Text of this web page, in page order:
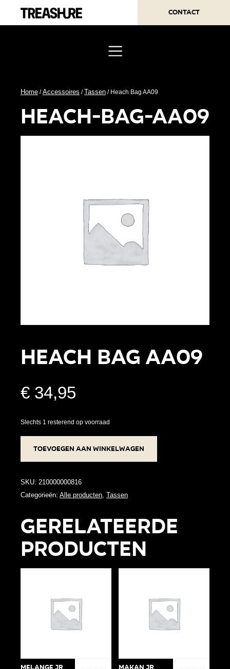
Contact
Home /Accessoires /Tassen / Heach Bag AA09
heach-bag-aa09
Heach Bag AA09
€ 34,95
Slechts 1 resterend op voorraad
aantal
Toevoegen aan winkelwagen
SKU: 210000000816
Categorieën: Alle producten Tassen
Gerelateerde
producten